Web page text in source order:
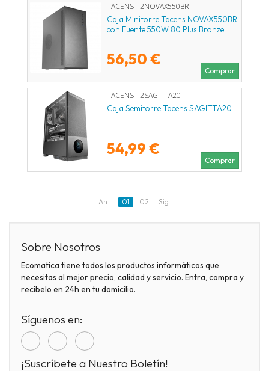
TACENS - 2NOVAX550BR
Caja Minitorre Tacens NOVAX550BR
con Fuente 550W 80 Plus Bronze
56,50 €
Comprar
TACENS - 2SAGITTA20
Caja Semitorre Tacens SAGITTA20
54,99 €
Comprar
Ant. 01 02 Sig.
Sobre Nosotros
Ecomatica tiene todos los productos informáticos que
necesitas al mejor precio, calidad y servicio. Entra, compra y
recíbelo en 24h en tu domicilio.
Síguenos en:
¡Suscríbete a Nuestro Boletín!